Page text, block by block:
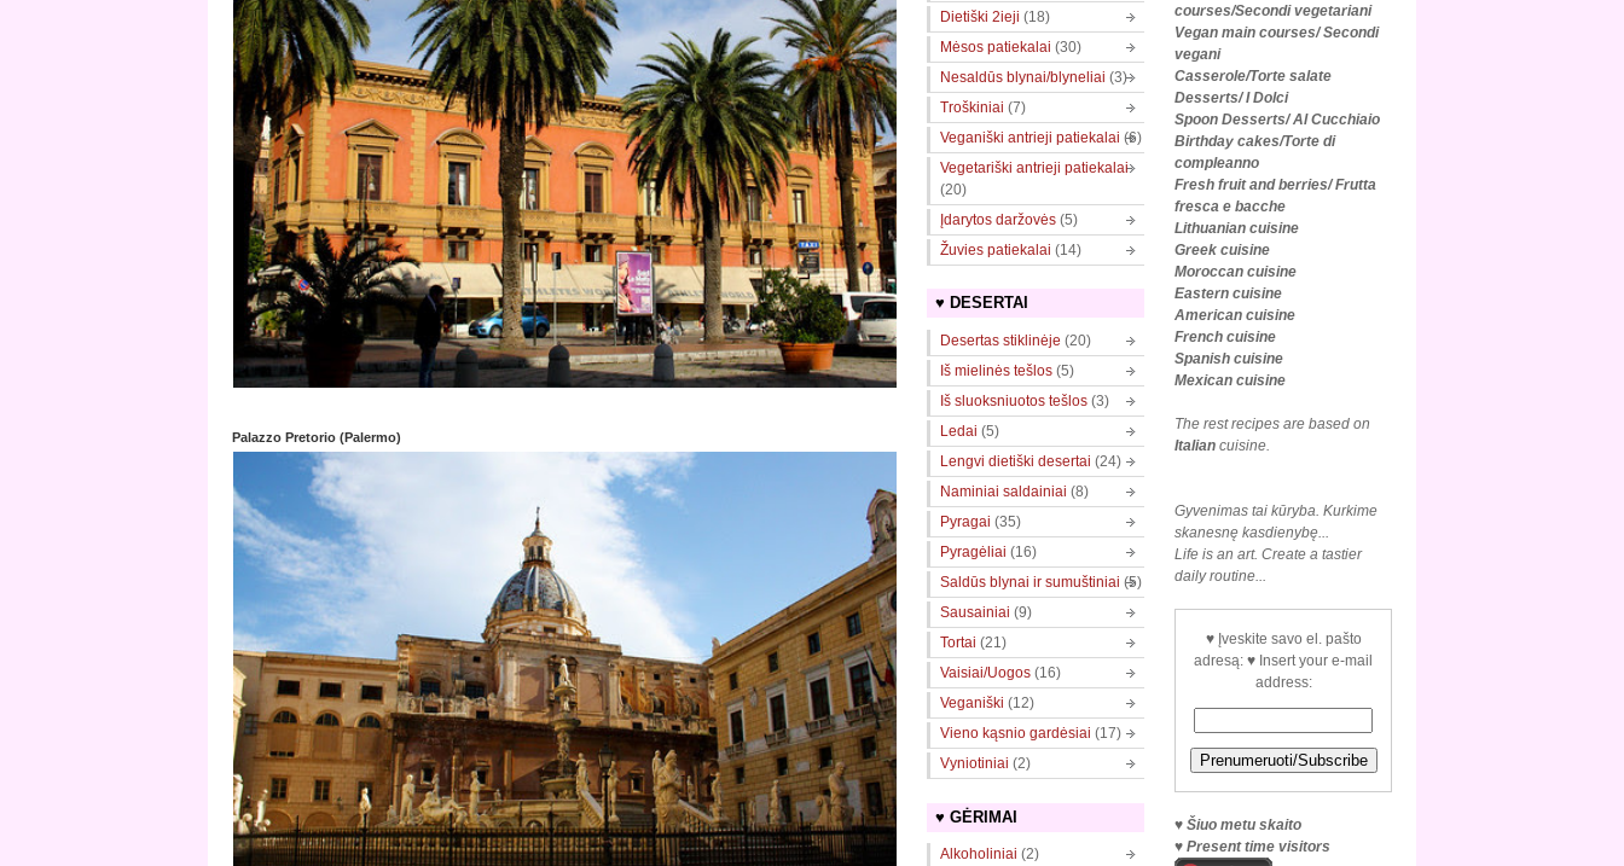
Palazzo Pretorio (Palermo)
courses/Secondi vegetariani
Vegan main courses/ Secondi
vegani
Casserole/Torte salate
Desserts/ I Dolci
Spoon Desserts/ Al Cucchiaio
Birthday cakes/Torte di
compleanno
Fresh fruit and berries/ Frutta
fresca e bacche
Lithuanian cuisine
Greek cuisine
Moroccan cuisine
Eastern cuisine
American cuisine
French cuisine
Spanish cuisine
Mexican cuisine
The rest recipes are based on
Italian cuisine.
Gyvenimas tai kūryba. Kurkime
skanesnę kasdienybę...
Life is an art. Create a tastier
daily routine...
♥ Įveskite savo el. pašto
adresą: ♥ Insert your e-mail
address:
♥ Šiuo metu skaito
♥ Present time visitors
Dietiški 2ieji (18)
Mėsos patiekalai (30)
Nesaldūs blynai/blyneliai (3)
Troškiniai (7)
Veganiški antrieji patiekalai (6)
Vegetariški antrieji patiekalai
(20)
Įdarytos daržovės (5)
Žuvies patiekalai (14)
♥ DESERTAI
Desertas stiklinėje (20)
Iš mielinės tešlos (5)
Iš sluoksniuotos tešlos (3)
Ledai (5)
Lengvi dietiški desertai (24)
Naminiai saldainiai (8)
Pyragai (35)
Pyragėliai (16)
Saldūs blynai ir sumuštiniai (5)
Sausainiai (9)
Tortai (21)
Vaisiai/Uogos (16)
Veganiški (12)
Vieno kąsnio gardėsiai (17)
Vyniotiniai (2)
♥ GĖRIMAI
Alkoholiniai (2)